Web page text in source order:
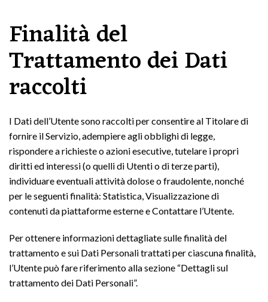
Finalità del
Trattamento dei Dati
raccolti
I Dati dell’Utente sono raccolti per consentire al Titolare di
fornire il Servizio, adempiere agli obblighi di legge,
rispondere a richieste o azioni esecutive, tutelare i propri
diritti ed interessi (o quelli di Utenti o di terze parti),
individuare eventuali attività dolose o fraudolente, nonché
per le seguenti finalità: Statistica, Visualizzazione di
contenuti da piattaforme esterne e Contattare l’Utente.
Per ottenere informazioni dettagliate sulle finalità del
trattamento e sui Dati Personali trattati per ciascuna finalità,
l’Utente può fare riferimento alla sezione “Dettagli sul
trattamento dei Dati Personali”.